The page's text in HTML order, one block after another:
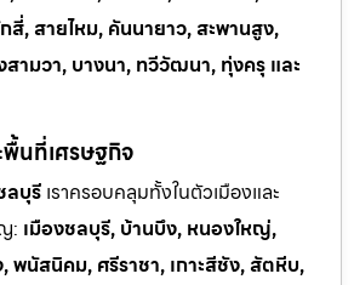
, สายไหม, คันนายาว, สะพานสูง,
ามวา, บางนา, ทวีวัฒนา, ทุ่งครุ และ
นที่เศรษฐกิจ
ลบุรี เราครอบคลุมทั้งในตัวเมืองและ
: เมืองชลบุรี, บ้านบึง, หนองใหญ่,
พนัสนิคม, ศรีราชา, เกาะสีชัง, สัตหีบ,